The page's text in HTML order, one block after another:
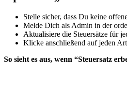
Stelle sicher, dass Du keine
Melde Dich als Admin in der
Aktualisiere die Steuersätze für
Klicke anschließend auf jeden
So sieht es aus, wenn “Steuersatz